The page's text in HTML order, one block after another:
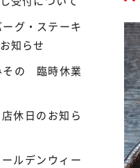
グ・ステーキ
知らせ
その 臨時休業
休日のお知ら
ルデンウィー